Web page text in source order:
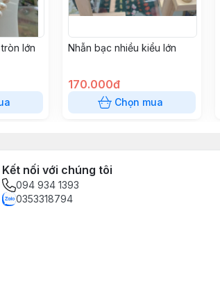
lớn Nhẫn bạc nhiều kiểu lớn
170.000đ
Chọn mua
Kết nối với chúng tôi
094 934 1393
0353318794